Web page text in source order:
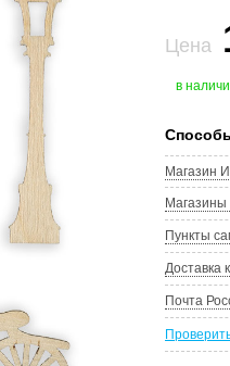
Цена
в
Магазин
Магазины
Пункты
Доставка
Почта